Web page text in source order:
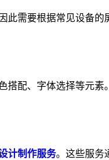
需要根据常见设备
搭配、字体选择等元
计制作服务。这些服务